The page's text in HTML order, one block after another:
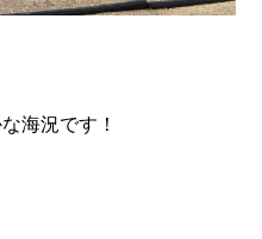
海況です！